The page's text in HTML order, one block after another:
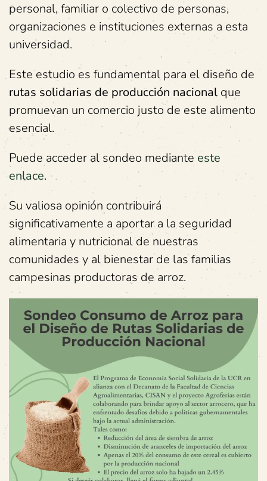
personal, familiar o colectivo de personas,
organizaciones e instituciones externas a esta
universidad.
Este estudio es fundamental para el diseño de
rutas solidarias de producción nacional que
promuevan un comercio justo de este alimento
esencial.
Puede acceder al sondeo mediante este
enlace.
Su valiosa opinión contribuirá
significativamente a aportar a la seguridad
alimentaria y nutricional de nuestras
comunidades y al bienestar de las familias
campesinas productoras de arroz.